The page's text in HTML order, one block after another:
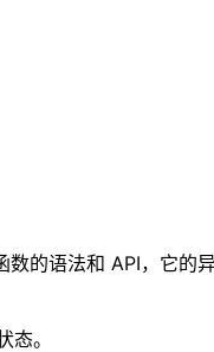
的语法和 API，它的
。